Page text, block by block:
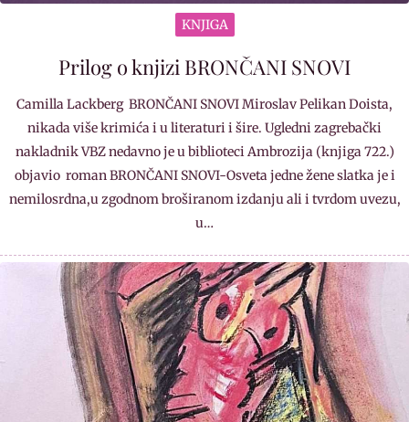
KNJIGA
Prilog o knjizi BRONČANI SNOVI
Camilla Lackberg BRONČANI SNOVI Miroslav Pelikan Doista,
nikada više krimića i u literaturi i šire. Ugledni zagrebački
nakladnik VBZ nedavno je u biblioteci Ambrozija (knjiga 722.)
objavio roman BRONČANI SNOVI-Osveta jedne žene slatka je i
nemilosrdna,u zgodnom broširanom izdanju ali i tvrdom uvezu,
u…